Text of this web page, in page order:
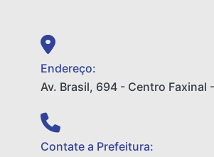
Endereço:
Av. Brasil, 694 - Centro Faxinal
Contate a Prefeitura: